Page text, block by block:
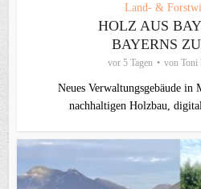
Land- &
HOLZ AUS
BAYERNS
vor 5 Tagen von Toni
Neues Verwaltungsgebäude
nachhaltigen Holzbau,